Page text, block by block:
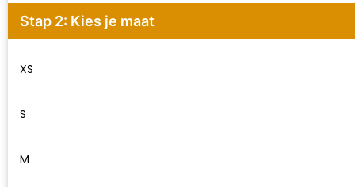
MyKit
Ocean Bottle
Stap 2: Kies je maat
XS
S
M